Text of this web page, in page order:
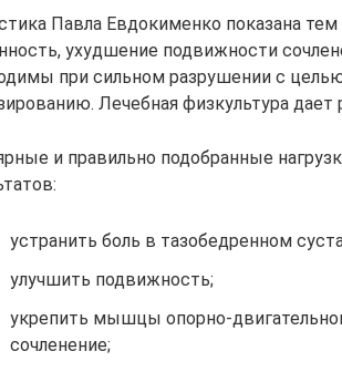
Павла Евдокименко показана
ухудшение подвижности
при сильном разрушении с
Лечебная физкультура дает
и правильно подобранные
устранить боль в тазобедренном
улучшить подвижность;
укрепить мышцы опорно-
сочленение;